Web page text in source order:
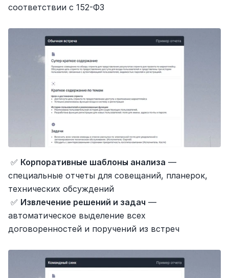
соответствии с 152-ФЗ
✅ Корпоративные шаблоны анализа —
специальные отчеты для совещаний, планерок,
технических обсуждений
✅ Извлечение решений и задач —
автоматическое выделение всех
договоренностей и поручений из встреч